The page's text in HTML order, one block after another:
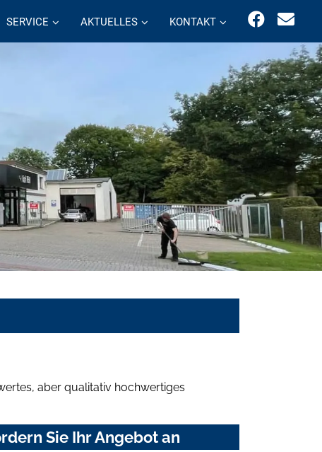
SERVICE AKTUELLES KONTAKT
aber qualitativ hochwertiges
Sie Ihr Angebot an